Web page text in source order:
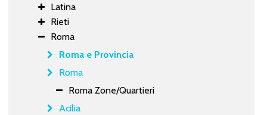
Latina
Rieti
Roma
Roma e Provincia
Roma
Roma Zone/Quartieri
Acilia